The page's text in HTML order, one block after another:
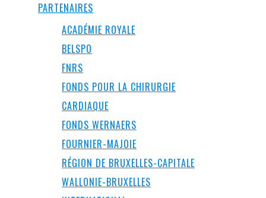
PARTENAIRES
ACADÉMIE ROYALE
BELSPO
FNRS
FONDS POUR LA CHIRURGIE
CARDIAQUE
FONDS WERNAERS
FOURNIER-MAJOIE
RÉGION DE BRUXELLES-CAPITALE
WALLONIE-BRUXELLES